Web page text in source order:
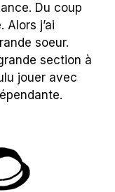
Du coup
Alors j’ai
soeur.
section à
jouer avec